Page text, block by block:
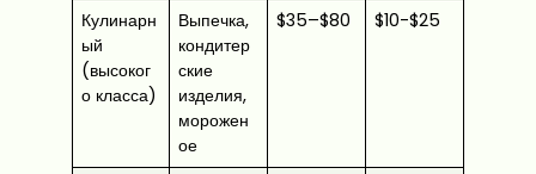
Кулинарн
ый
(высоког
о класса)
Выпечка,
кондитер
ские
изделия,
морожен
ое
$35–$80 $10-$25